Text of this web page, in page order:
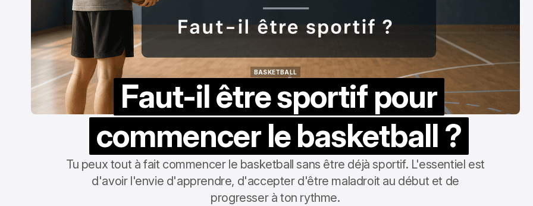
BASKETBALL
Faut-il être sportif pour
commencer le basketball ?
Tu peux tout à fait commencer le basketball sans être déjà sportif. L'essentiel est
d'avoir l'envie d'apprendre, d'accepter d'être maladroit au début et de
progresser à ton rythme.